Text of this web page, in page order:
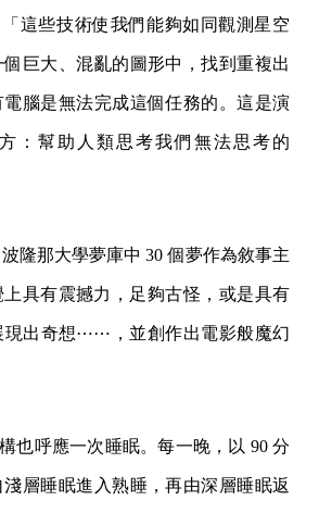
「這些技術使我們能夠如同觀測星空
巨大、混亂的圖形中，找到重複出
腦是無法完成這個任務的。這是演
：幫助人類思考我們無法思考的
隆那大學夢庫中 30 個夢作為敘事主
具有震撼力，足夠古怪，或是具有
現出奇想⋯⋯，並創作出電影般魔幻
也呼應一次睡眠。每一晚，以 90 分
層睡眠進入熟睡，再由深層睡眠返